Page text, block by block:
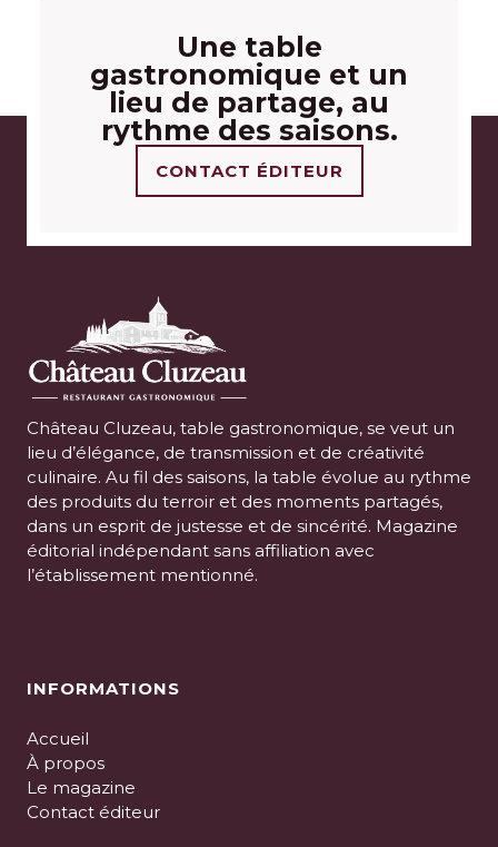
Une table
gastronomique et un
lieu de partage, au
rythme des saisons.
CONTACT ÉDITEUR
Château Cluzeau, table gastronomique, se veut un
lieu d’élégance, de transmission et de créativité
culinaire. Au fil des saisons, la table évolue au rythme
des produits du terroir et des moments partagés,
dans un esprit de justesse et de sincérité. Magazine
éditorial indépendant sans affiliation avec
l’établissement mentionné.
INFORMATIONS
Accueil
À propos
Le magazine
Contact éditeur